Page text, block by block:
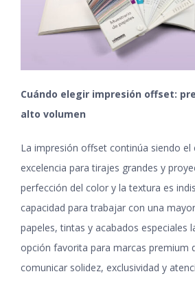
Cuándo elegir impresión offset:
alto volumen
La impresión offset continúa siendo el
excelencia para tirajes grandes y
perfección del color y la textura es
capacidad para trabajar con una
papeles, tintas y acabados especiales
opción favorita para marcas premium
comunicar solidez, exclusividad y